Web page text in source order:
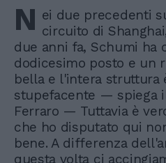
N ei due precedenti
circuito di
due anni fa, Schumi ha
dodicesimo posto e un
bella e l'intera struttura
stupefacente — spiega
Ferraro — Tuttavia è
che ho disputato qui
bene. A differenza
questa volta ci